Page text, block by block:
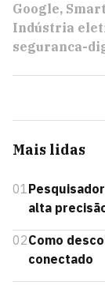
Google
Indústria
seguranca-
Mais lidas
01
alta
02Como
conectado